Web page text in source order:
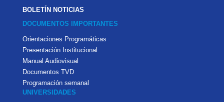
BOLETÍN NOTICIAS
DOCUMENTOS IMPORTANTES
Orientaciones Programáticas
Presentación Institucional
Manual Audiovisual
Documentos TVD
Programación semanal
UNIVERSIDADES